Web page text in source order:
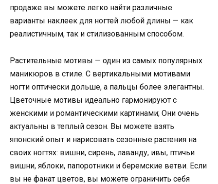
продаже вы можете легко найти различные
варианты наклеек для ногтей любой длины — как
реалистичным, так и стилизованным способом.
Растительные мотивы — один из самых популярных
маникюров в стиле. С вертикальными мотивами
ногти оптически дольше, а пальцы более элегантны.
Цветочные мотивы идеально гармонируют с
женскими и романтическими картинами; Они очень
актуальны в теплый сезон. Вы можете взять
японский опыт и нарисовать сезонные растения на
своих ногтях: вишни, сирень, лаванду, ивы, птичьи
вишни, яблоки, папоротники и беремские ветви. Если
вы не фанат цветов, вы можете ограничить себя